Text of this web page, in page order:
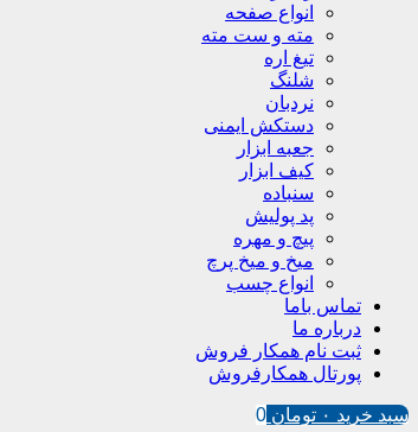
انواع صفحه
مته و ست مته
تیغ اره
شلنگ
نردبان
دستکش ایمنی
جعبه ابزار
کیف ابزار
سنباده
پد پولیش
پیچ و مهره
میخ و میخ پرچ
انواع چسب
تماس باما
درباره ما
ثبت نام همکار فروش
پورتال همکارفروش
سبد خرید ۰ تومان 0